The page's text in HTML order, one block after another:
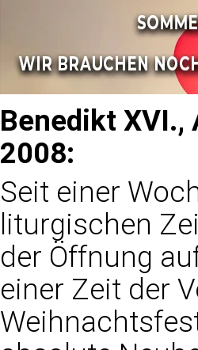
Benedikt XVI.,
2008:
Seit einer
liturgischen
der Öffnung
einer Zeit der